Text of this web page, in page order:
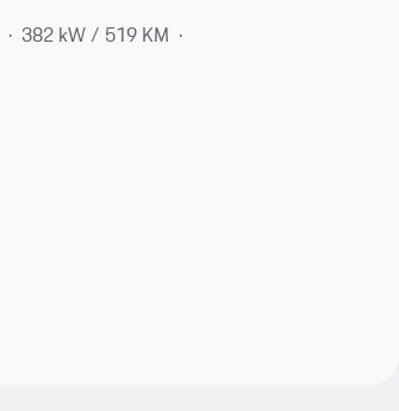
382 kW / 519 KM